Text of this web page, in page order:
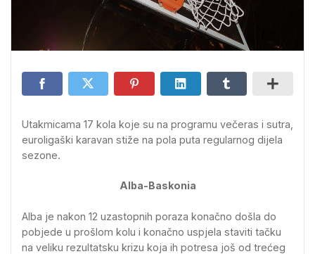
Utakmicama 17 kola koje su na programu večeras i sutra,
euroligaški karavan stiže na pola puta regularnog dijela
sezone.
Alba-Baskonia
Alba je nakon 12 uzastopnih poraza konačno došla do
pobjede u prošlom kolu i konačno uspjela staviti tačku
na veliku rezultatsku krizu koja ih potresa još od trećeg